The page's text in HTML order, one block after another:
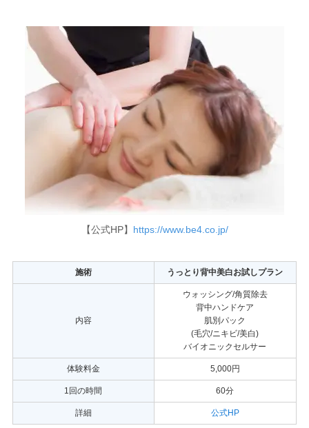
【公式HP】 https://www.be4.co.jp/
施術 うっとり背中美白お試しプラン
内容
ウォッシング/角質除去
背中ハンドケア
肌別パック
(毛穴/ニキビ/美白)
バイオニックセルサー
体験料金 5,000円
1回の時間 60分
詳細 公式HP